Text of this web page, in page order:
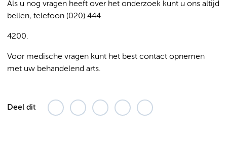
Als u nog vragen heeft over het onderzoek kunt u ons altijd
bellen, telefoon (020) 444
4200.
Voor medische vragen kunt het best contact opnemen
met uw behandelend arts.
Deel dit